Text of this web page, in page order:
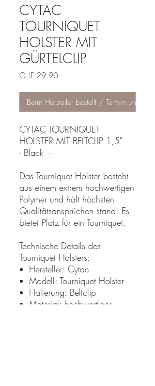
CYTAC
TOURNIQUET
HOLSTER MIT
GÜRTELCLIP
CHF 29.90Preis
Beim Hersteller bestellt / Termin
CYTAC TOURNIQUET
HOLSTER MIT BELTCLIP 1,5"
- Black -
Das Tourniquet Holster besteht
aus einem extrem hochwertigen
Polymer und hält höchsten
Qualitätsansprüchen stand. Es
bietet Platz für ein Tourniquet.
Technische Details des
Tourniquet Holsters:
Hersteller: Cytac
Modell: Tourniquet Holster
Halterung: Beltclip
Material: hochwertiges